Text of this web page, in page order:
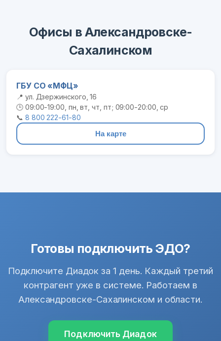
Офисы в Александровске-
Сахалинском
ГБУ СО «МФЦ»
📍 ул. Дзержинского, 16
🕒 09:00-19:00, пн, вт, чт, пт; 09:00-20:00, ср
📞 8 800 222-61-80
На карте
Готовы подключить ЭДО?
Подключите Диадок за 1 день. Каждый третий
контрагент уже в системе. Работаем в
Александровске-Сахалинском и области.
Подключить Диадок